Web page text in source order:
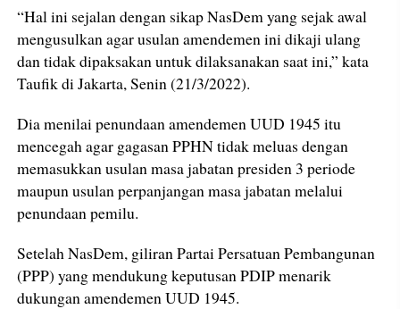
“Hal ini sejalan dengan sikap NasDem yang sejak awal
mengusulkan agar usulan amendemen ini dikaji ulang
dan tidak dipaksakan untuk dilaksanakan saat ini,” kata
Taufik di Jakarta, Senin (21/3/2022).
Dia menilai penundaan amendemen UUD 1945 itu
mencegah agar gagasan PPHN tidak meluas dengan
memasukkan usulan masa jabatan presiden 3 periode
maupun usulan perpanjangan masa jabatan melalui
penundaan pemilu.
Setelah NasDem, giliran Partai Persatuan Pembangunan
(PPP) yang mendukung keputusan PDIP menarik
dukungan amendemen UUD 1945.